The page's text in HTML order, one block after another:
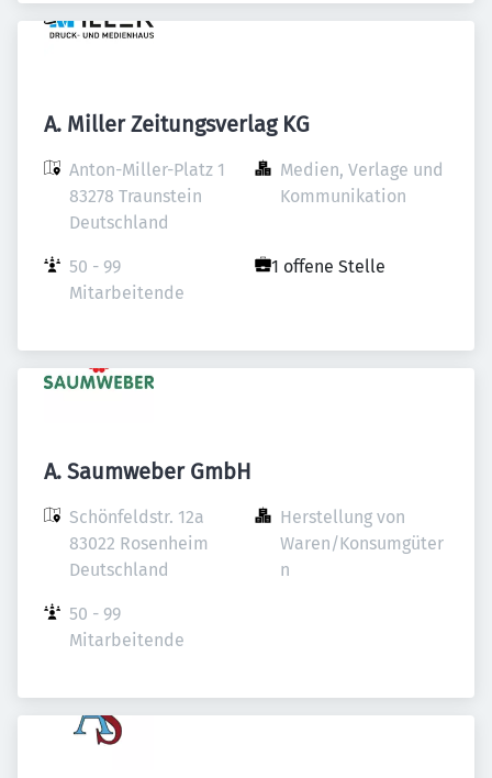
A. Miller Zeitungsverlag KG
Anton-Miller-Platz 1
83278 Traunstein
Deutschland
Medien, Verlage und
Kommunikation
50 - 99
Mitarbeitende
1 offene Stelle
A. Saumweber GmbH
Schönfeldstr. 12a
83022 Rosenheim
Deutschland
Herstellung von
Waren/Konsumgüter
n
50 - 99
Mitarbeitende